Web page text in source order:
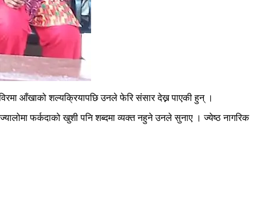
आँखाको शल्यक्रियापछि उनले फेरि संसार देख्न पाएकी हुन् ।
फर्कदाको खुशी पनि शब्दमा व्यक्त नहुने उनले सुनाए । ज्येष्ठ नागरिक